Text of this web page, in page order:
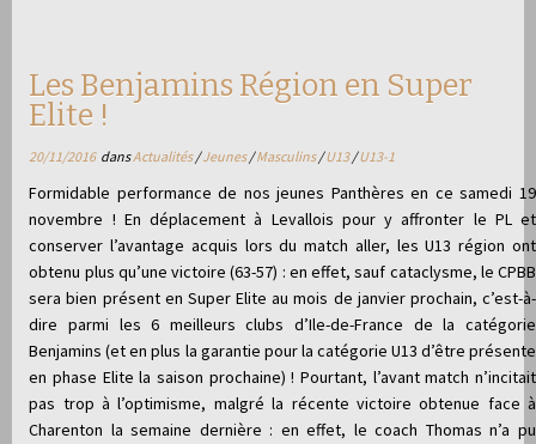
Les Benjamins Région en Super
Elite !
20/11/2016dansActualités/Jeunes/Masculins/U13/U13-1
Formidable performance de nos jeunes Panthères en ce samedi 19
novembre ! En déplacement à Levallois pour y affronter le PL et
conserver l’avantage acquis lors du match aller, les U13 région ont
obtenu plus qu’une victoire (63-57) : en effet, sauf cataclysme, le CPBB
sera bien présent en Super Elite au mois de janvier prochain, c’est-à-
dire parmi les 6 meilleurs clubs d’Ile-de-France de la catégorie
Benjamins (et en plus la garantie pour la catégorie U13 d’être présente
en phase Elite la saison prochaine) ! Pourtant, l’avant match n’incitait
pas trop à l’optimisme, malgré la récente victoire obtenue face à
Charenton la semaine dernière : en effet, le coach Thomas n’a pu